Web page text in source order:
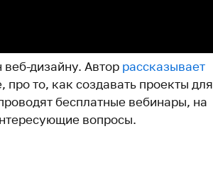
дизайну. Автор рассказывает
то, как создавать проекты для
бесплатные вебинары, на
вопросы.